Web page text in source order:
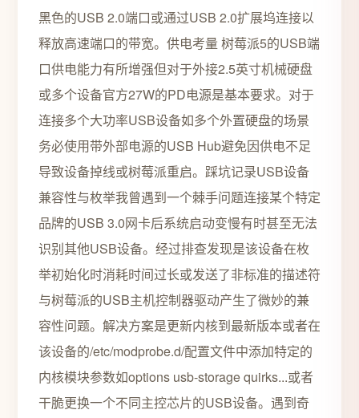
黑色的USB 2.0端口或通过USB 2.0扩展坞连接以
释放高速端口的带宽。供电考量 树莓派5的USB端
口供电能力有所增强但对于外接2.5英寸机械硬盘
或多个设备官方27W的PD电源是基本要求。对于
连接多个大功率USB设备如多个外置硬盘的场景
务必使用带外部电源的USB Hub避免因供电不足
导致设备掉线或树莓派重启。踩坑记录USB设备
兼容性与枚举我曾遇到一个棘手问题连接某个特定
品牌的USB 3.0网卡后系统启动变慢有时甚至无法
识别其他USB设备。经过排查发现是该设备在枚
举初始化时消耗时间过长或发送了非标准的描述符
与树莓派的USB主机控制器驱动产生了微妙的兼
容性问题。解决方案是更新内核到最新版本或者在
该设备的/etc/modprobe.d/配置文件中添加特定的
内核模块参数如options usb-storage quirks...或者
干脆更换一个不同主控芯片的USB设备。遇到奇